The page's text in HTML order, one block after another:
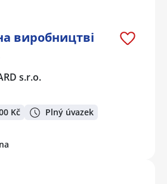
виробництві
s.r.o.
Kč Plný úvazek